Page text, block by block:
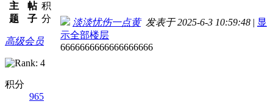
主
题
帖
子
积
分
高级会员
积分
965
淡淡忧伤一点黄发表于 2025-6-3 10:59:48 | 显
示全部楼层
6666666666666666666